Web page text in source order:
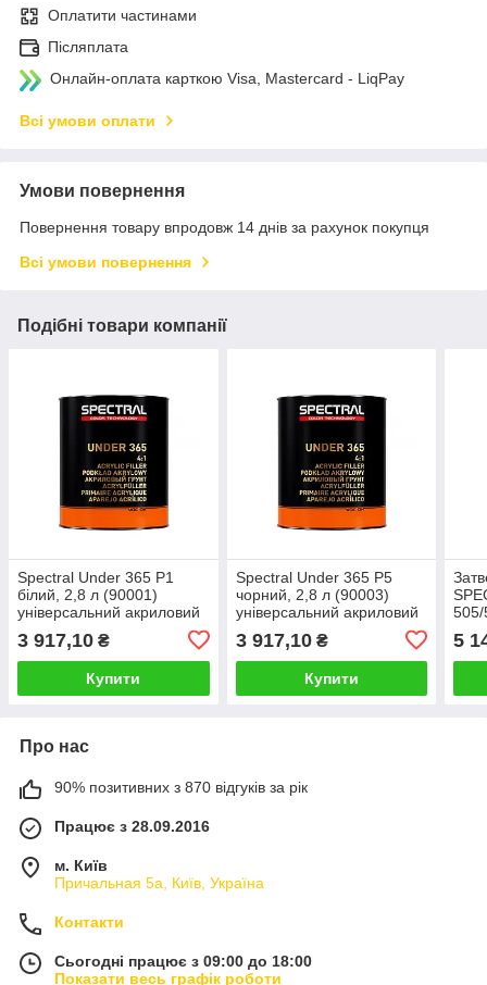
Оплатити частинами
Післяплата
Онлайн-оплата карткою Visa, Mastercard - LiqPay
Всі умови оплати
Умови повернення
Повернення товару впродовж 14 днів за рахунок покупця
Всі умови повернення
Подібні товари компанії
Spectral Under 365 P1
білий, 2,8 л (90001)
універсальний акриловий
3 917,10 ₴
Купити
Spectral Under 365 P5
чорний, 2,8 л (90003)
універсальний акриловий
3 917,10₴
Купити
505/
5
Про нас
90% позитивних з 870 відгуків за рік
Працює з 28.09.2016
м. Київ
Причальная 5а, Київ, Україна
Контакти
Сьогодні працює з 09:00 до 18:00
Показати весь графік роботи